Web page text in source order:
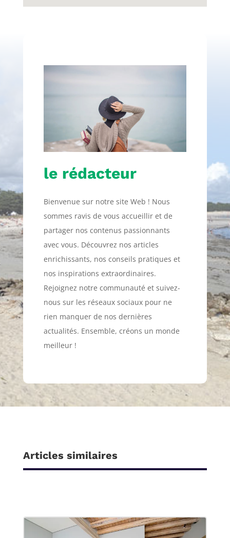
le rédacteur
Bienvenue sur notre site Web ! Nous
sommes ravis de vous accueillir et de
partager nos contenus passionnants
avec vous. Découvrez nos articles
enrichissants, nos conseils pratiques et
nos inspirations extraordinaires.
Rejoignez notre communauté et suivez-
nous sur les réseaux sociaux pour ne
rien manquer de nos dernières
actualités. Ensemble, créons un monde
meilleur !
Articles similaires